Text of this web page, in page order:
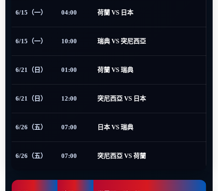
6/15（一） 04:00 荷蘭 VS 日本
6/15（一） 10:00 瑞典 VS 突尼西亞
6/21（日） 01:00 荷蘭 VS 瑞典
6/21（日） 12:00 突尼西亞 VS 日本
6/26（五） 07:00 日本 VS 瑞典
6/26（五） 07:00 突尼西亞 VS 荷蘭